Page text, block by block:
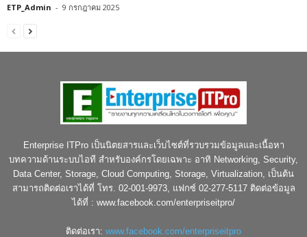
ETP_Admin - 9 กรกฎาคม 2025
Enterprise ITPro เป็นนิตยสารและเว็บไซต์ที่รวบรวมข้อมูลและเนื้อหา
บทความด้านระบบไอที สำหรับองค์กรโดยเฉพาะ อาทิ Networking, Security,
Data Center, Storage, Cloud Computing, Storage, Virtualization, เป็นต้น
สามารถติดต่อเราได้ที่ โทร. 02-001-9973, แฟกซ์ 02-277-5117 ติดต่อข้อมูล
ได้ที่ : www.facebook.com/enterpriseitpro/
ติดต่อเรา: www.facebook.com/enterpriseitpro